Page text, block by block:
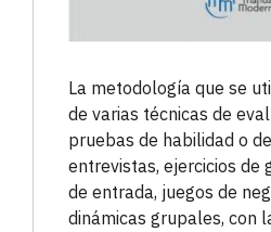
La metodología que se
de varias técnicas de
pruebas de habilidad o
entrevistas, ejercicios de
de entrada, juegos de
dinámicas grupales, con